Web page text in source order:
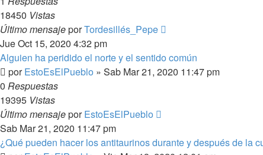
18450 Vistas
Último mensajeporTordesillés_Pepe
Jue Oct 15, 2020 4:32 pm
Alguien ha peridido el norte y el sentido común
porEstoEsElPueblo » Sab Mar 21, 2020 11:47 pm
0 Respuestas
19395 Vistas
Último mensajeporEstoEsElPueblo
Sab Mar 21, 2020 11:47 pm
¿Qué pueden hacer los antitaurinos durante y después de la